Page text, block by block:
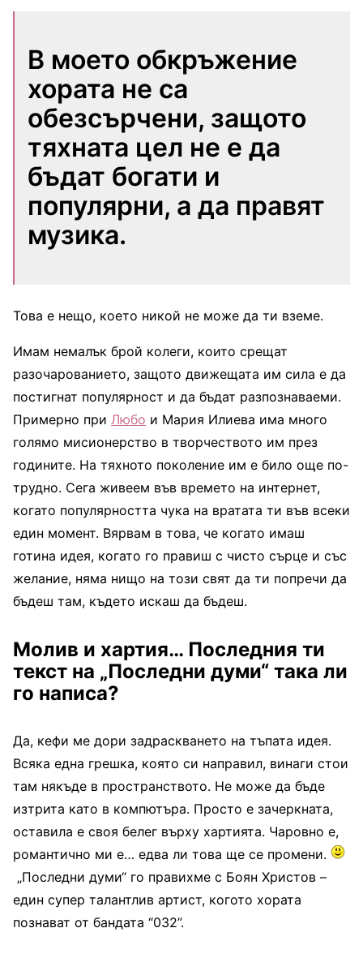
В моето обкръжение
хората не са
обезсърчени, защото
тяхната цел не е да
бъдат богати и
популярни, а да правят
музика.
Това е нещо, което никой не може да ти вземе.
Имам немалък брой колеги, които срещат
разочарованието, защото движещата им сила е да
постигнат популярност и да бъдат разпознаваеми.
Примерно при Любо и Мария Илиева има много
голямо мисионерство в творчеството им през
годините. На тяхното поколение им е било още по-
трудно. Сега живеем във времето на интернет,
когато популярността чука на вратата ти във всеки
един момент. Вярвам в това, че когато имаш
готина идея, когато го правиш с чисто сърце и със
желание, няма нищо на този свят да ти попречи да
бъдеш там, където искаш да бъдеш.
Молив и хартия… Последния ти
текст на „Последни думи“ така ли
го написа?
Да, кефи ме дори задраскването на тъпата идея.
Всяка една грешка, която си направил, винаги стои
там някъде в пространството. Не може да бъде
изтрита като в компютъра. Просто е зачеркната,
оставила е своя белег върху хартията. Чаровно е,
романтично ми е… едва ли това ще се промени.
„Последни думи“ го правихме с Боян Христов –
един супер талантлив артист, когото хората
познават от бандата “032”.